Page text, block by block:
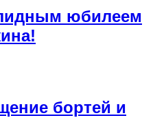
юбилеем
бортей и